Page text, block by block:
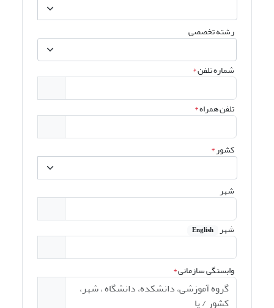
رشته تخصصی
شماره تلفن*
تلفن همراه*
کشور*
شهر
شهر English
وابستگی سازمانی*